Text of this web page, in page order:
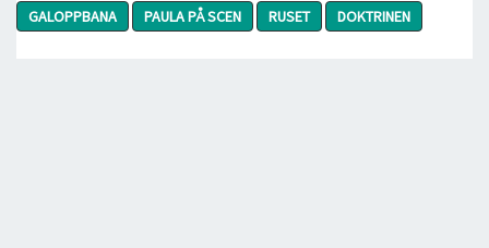
GALOPPBANA
PAULA PÅ SCEN RUSET DOKTRINEN